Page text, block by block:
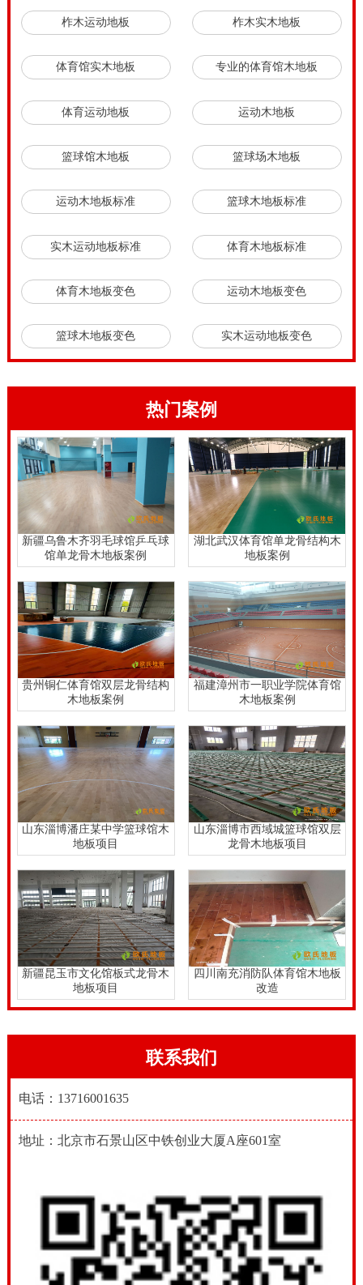
柞木运动地板 柞木实木地板
体育馆实木地板 专业的体育馆木地板
体育运动地板 运动木地板
篮球馆木地板 篮球场木地板
运动木地板标准 篮球木地板标准
实木运动地板标准 体育木地板标准
体育木地板变色 运动木地板变色
篮球木地板变色 实木运动地板变色
热门案例
新疆乌鲁木齐羽毛球馆乒乓球
馆单龙骨木地板案例
湖北武汉体育馆单龙骨结构木
地板案例
贵州铜仁体育馆双层龙骨结构
木地板案例
福建漳州市一职业学院体育馆
木地板案例
山东淄博潘庄某中学篮球馆木
地板项目
山东淄博市西域城篮球馆双层
龙骨木地板项目
新疆昆玉市文化馆板式龙骨木
地板项目
四川南充消防队体育馆木地板
改造
联系我们
电话：13716001635
地址：北京市石景山区中铁创业大厦A座601室